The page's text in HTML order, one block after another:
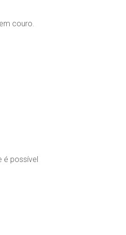
couro.
é possível